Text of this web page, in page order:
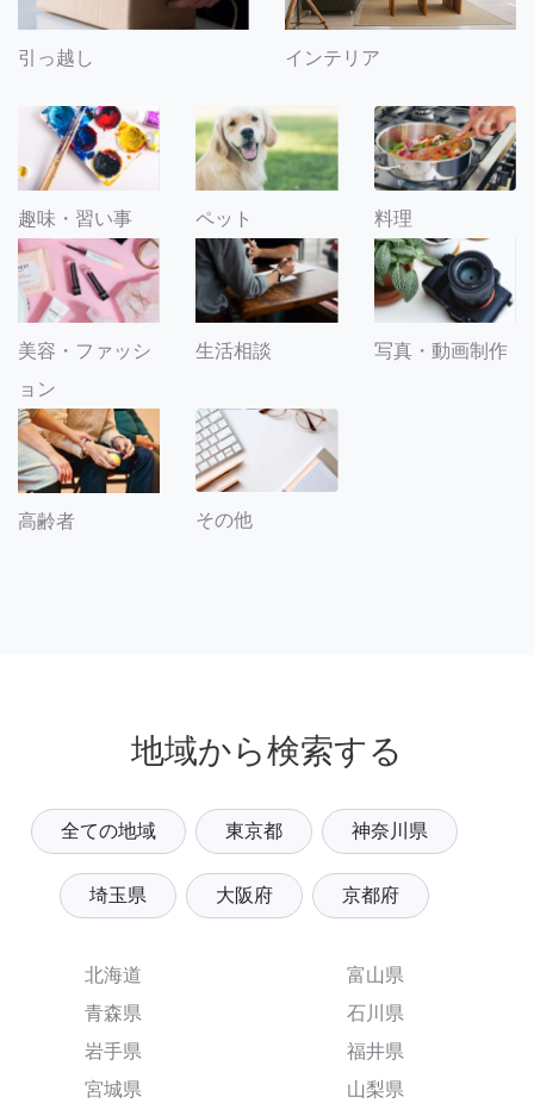
引っ越し インテリア
趣味・習い事 ペット 料理
美容・ファッシ
ョン
生活相談 写真・動画制作
高齢者 その他
地域から検索する
全ての地域 東京都 神奈川県
埼玉県 大阪府 京都府
北海道
青森県
岩手県
宮城県
富山県
石川県
福井県
山梨県